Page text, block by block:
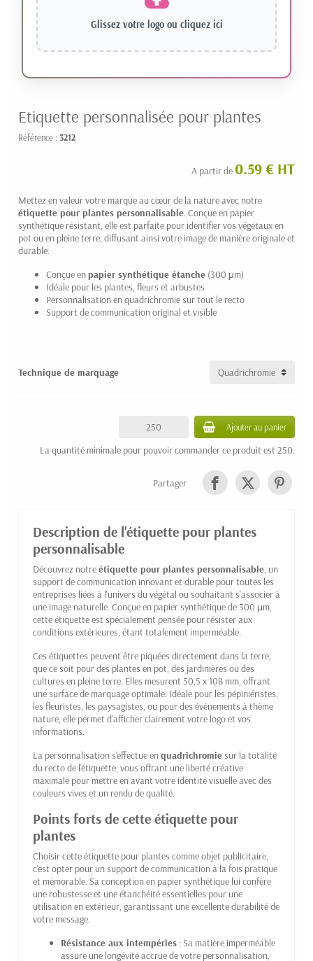
Glissez votre logo ou cliquez ici
Etiquette personnalisée pour plantes
Référence : 3212
A partir de 0.59 € HT
Mettez en valeur votre marque au cœur de la nature avec notre
étiquette pour plantes personnalisable . Conçue en papier
synthétique résistant, elle est parfaite pour identifier vos végétaux en
pot ou en pleine terre, diffusant ainsi votre image de manière originale et
durable.
Conçue enpapier synthétique étanche (300 μm)
Idéale pour les plantes, fleurs et arbustes
Personnalisation en quadrichromie sur tout le recto
Support de communication original et visible
Technique de marquage
Ajouter au panier
La quantité minimale pour pouvoir commander ce produit est 250.
Partager
Description de l'étiquette pour plantes
personnalisable
Découvrez notreétiquette pour plantes personnalisable, un
support de communication innovant et durable pour toutes les
entreprises liées à l'univers du végétal ou souhaitant s'associer à
une image naturelle. Conçue en papier synthétique de 300 μm,
cette étiquette est spécialement pensée pour résister aux
conditions extérieures, étant totalement imperméable.
Ces étiquettes peuvent être piquées directement dans la terre,
que ce soit pour des plantes en pot, des jardinières ou des
cultures en pleine terre. Elles mesurent 50,5 x 108 mm, offrant
une surface de marquage optimale. Idéale pour les pépiniéristes,
les fleuristes, les paysagistes, ou pour des événements à thème
nature, elle permet d'afficher clairement votre logo et vos
informations.
La personnalisation s'effectue enquadrichromie sur la totalité
du recto de l'étiquette, vous offrant une liberté créative
maximale pour mettre en avant votre identité visuelle avec des
couleurs vives et un rendu de qualité.
Points forts de cette étiquette pour
plantes
Choisir cette étiquette pour plantes comme objet publicitaire,
c'est opter pour un support de communication à la fois pratique
et mémorable. Sa conception en papier synthétique lui confère
une robustesse et une étanchéité essentielles pour une
utilisation en extérieur, garantissant une excellente durabilité de
votre message.
Résistance aux intempéries : Sa matière imperméable
assure une longévité accrue de votre personnalisation,